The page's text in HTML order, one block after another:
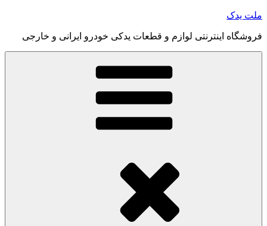
رفتن
محتوا
ملت یدک
فروشگاه اینترنتی لوازم و قطعات یدکی خودرو ایرانی و خارجی